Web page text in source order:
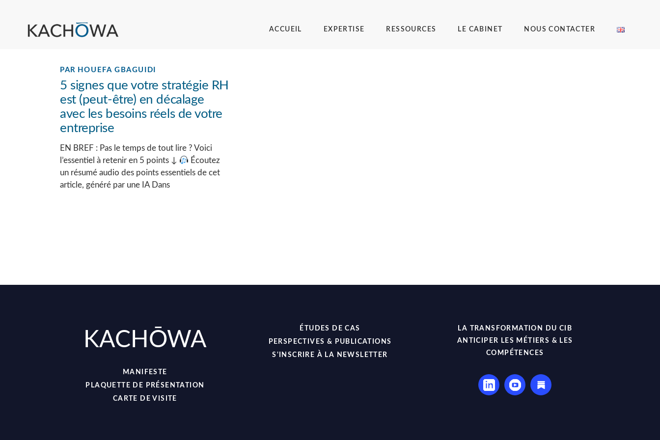
ACCUEIL EXPERTISE RESSOURCES LE CABINET NOUS CONTACTER
PAR HOUEFA GBAGUIDI
5 signes que votre stratégie RH
est (peut-être) en décalage
avec les besoins réels de votre
entreprise
EN BREF : Pas le temps de tout lire ? Voici
l’essentiel à retenir en 5 points ↓
Écoutez
un résumé audio des points essentiels de cet
article, généré par une IA Dans
KACHŌWA
MANIFESTE
PLAQUETTE DE PRÉSENTATION
CARTE DE VISITE
ÉTUDES DE CAS
PERSPECTIVES & PUBLICATIONS
S'INSCRIRE À LA NEWSLETTER
LA TRANSFORMATION DU CIB
ANTICIPER LES MÉTIERS & LES
COMPÉTENCES